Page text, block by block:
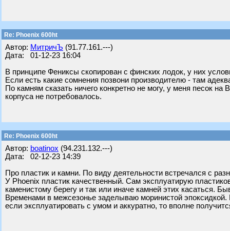
Re: Phoenix 600ht
Автор: МитричЪ (91.77.161.---)
Дата: 01-12-23 16:04
В принципе Фениксы скопирован с финских лодок, у них
Если есть какие сомнения позвони производителю - там
По камням сказать ничего конкретно не могу, у меня песок
корпуса не потребовалось.
Re: Phoenix 600ht
Автор: boatinox (94.231.132.---)
Дата: 02-12-23 14:39
Про пластик и камни. По виду деятельности встречался с
У Phoenix пластик качественный. Сам эксплуатирую
каменистому берегу и так или иначе камней этих касаться.
Временами в межсезонье заделываю моринистой
если эксплуатировать с умом и аккуратно, то вполне